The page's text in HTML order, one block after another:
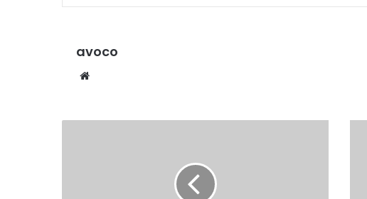
avoco